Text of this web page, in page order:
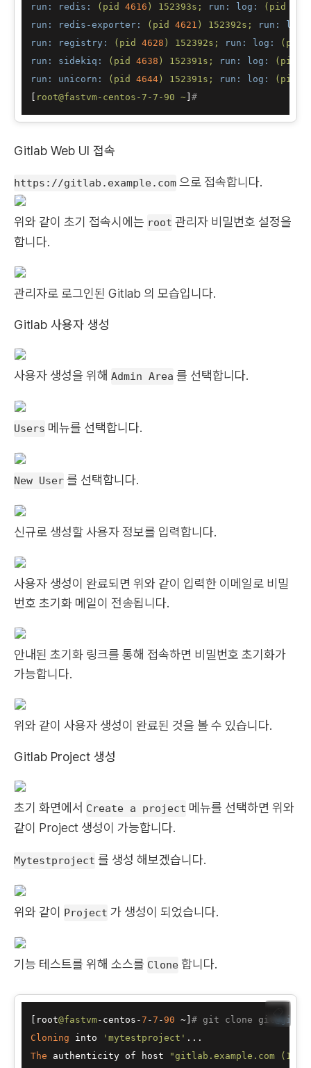
run: redis:
(pid 4616 ) 152393s; run: log: (pid
run: redis-exporter:
(pid 4621 ) 152392s;
run: log:
run: registry:
(pid 4628 ) 152392s; run: log: (pid
run: sidekiq:
(pid 4638 ) 152391s; run: log: (pid
run: unicorn:
(pid 4644) 152391s; run: log: (pid
[ root@fastvm-centos-7-7-90 ~] #
Gitlab Web UI 접속
https://gitlab.example.com 으로 접속합니다.
위와 같이 초기 접속시에는 root 관리자 비밀번호 설정을
합니다.
관리자로 로그인된 Gitlab 의 모습입니다.
Gitlab 사용자 생성
사용자 생성을 위해 Admin Area 를 선택합니다.
Users 메뉴를 선택합니다.
New User 를 선택합니다.
신규로 생성할 사용자 정보를 입력합니다.
사용자 생성이 완료되면 위와 같이 입력한 이메일로 비밀
번호 초기화 메일이 전송됩니다.
안내된 초기화 링크를 통해 접속하면 비밀번호 초기화가
가능합니다.
위와 같이 사용자 생성이 완료된 것을 볼 수 있습니다.
Gitlab Project 생성
초기 화면에서 Create a project 메뉴를 선택하면 위와
같이 Project 생성이 가능합니다.
Mytestproject 를 생성 해보겠습니다.
위와 같이 Project 가 생성이 되었습니다.
기능 테스트를 위해 소스를 Clone 합니다.
[root@fastvm-centos-7 -7 -90 ~] # git clone git
Cloning into 'mytestproject'
The authenticity of host "gitlab.example.com
📋